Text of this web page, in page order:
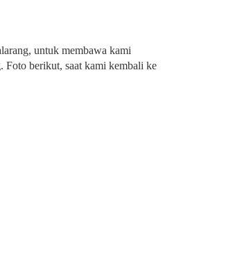
untuk membawa kami
Foto berikut, saat kami kembali ke